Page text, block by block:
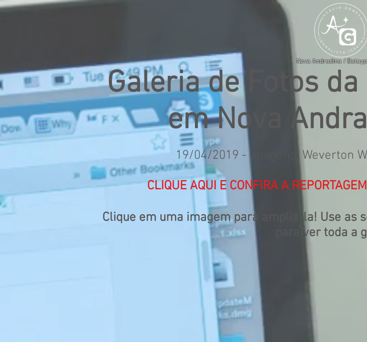
Nova Andradina /
Galeria de Fotos
em Nova
19/04/2019 - Imagens: Weverton
CLIQUE AQUI E CONFIRA A
Clique em uma imagem para ampliá-la! Use as
para ver toda a